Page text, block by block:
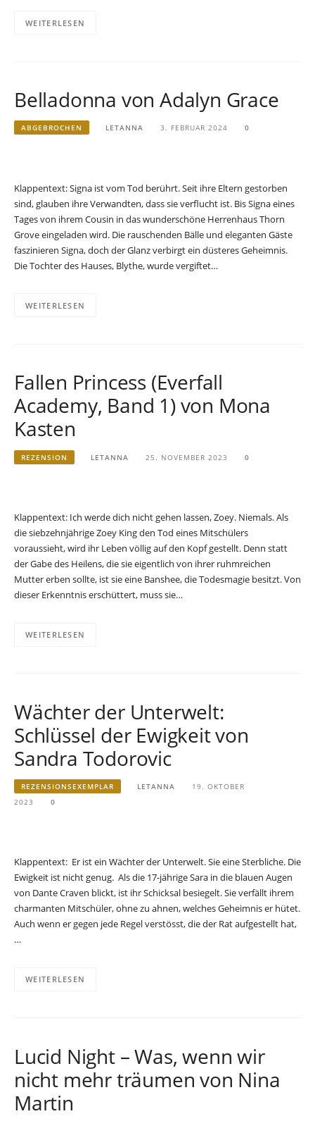
WEITERLESEN
Belladonna von Adalyn Grace
ABGEBROCHEN LETANNA 3. FEBRUAR 2024 0
Klappentext: Signa ist vom Tod berührt. Seit ihre Eltern gestorben
sind, glauben ihre Verwandten, dass sie verflucht ist. Bis Signa eines
Tages von ihrem Cousin in das wunderschöne Herrenhaus Thorn
Grove eingeladen wird. Die rauschenden Bälle und eleganten Gäste
faszinieren Signa, doch der Glanz verbirgt ein düsteres Geheimnis.
Die Tochter des Hauses, Blythe, wurde vergiftet…
WEITERLESEN
Fallen Princess (Everfall
Academy, Band 1) von Mona
Kasten
REZENSION LETANNA 25. NOVEMBER 2023 0
Klappentext: Ich werde dich nicht gehen lassen, Zoey. Niemals. Als
die siebzehnjährige Zoey King den Tod eines Mitschülers
voraussieht, wird ihr Leben völlig auf den Kopf gestellt. Denn statt
der Gabe des Heilens, die sie eigentlich von ihrer ruhmreichen
Mutter erben sollte, ist sie eine Banshee, die Todesmagie besitzt. Von
dieser Erkenntnis erschüttert, muss sie…
WEITERLESEN
Wächter der Unterwelt:
Schlüssel der Ewigkeit von
Sandra Todorovic
REZENSIONSEXEMPLAR LETANNA
19. OKTOBER
2023
0
Klappentext: Er ist ein Wächter der Unterwelt. Sie eine Sterbliche. Die
Ewigkeit ist nicht genug. Als die 17-jährige Sara in die blauen Augen
von Dante Craven blickt, ist ihr Schicksal besiegelt. Sie verfällt ihrem
charmanten Mitschüler, ohne zu ahnen, welches Geheimnis er hütet.
Auch wenn er gegen jede Regel verstösst, die der Rat aufgestellt hat,
…
WEITERLESEN
Lucid Night – Was, wenn wir
nicht mehr träumen von Nina
Martin